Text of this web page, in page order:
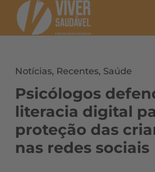
Notícias, Recentes, Saúde
Psicólogos
literacia digital
proteção das
nas redes sociais